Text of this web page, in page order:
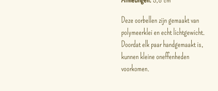
Deze oorbellen zijn gemaakt van
polymeerklei en echt lichtgewicht.
Doordat elk paar handgemaakt is,
kunnen kleine oneffenheden
voorkomen.